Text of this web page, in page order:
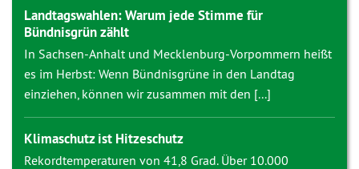
Landtagswahlen: Warum jede Stimme für
Bündnisgrün zählt
In Sachsen-Anhalt und Mecklenburg-Vorpommern heißt
es im Herbst: Wenn Bündnisgrüne in den Landtag
einziehen, können wir zusammen mit den [...]
Klimaschutz ist Hitzeschutz
Rekordtemperaturen von 41,8 Grad. Über 10.000